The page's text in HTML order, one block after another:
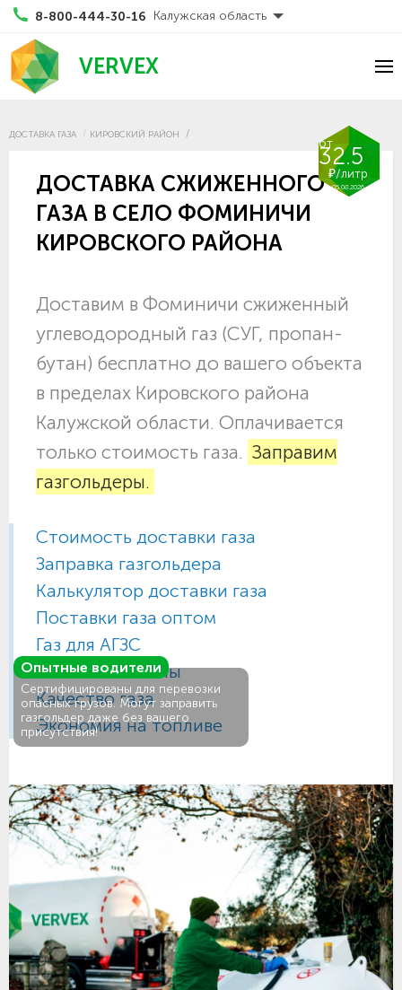
8-800-444-30-16 Калужская область
VERVEX
ДОСТАВКА ГАЗА КИРОВСКИЙ РАЙОН
от
32.5
₽/литр
05.08.2026
ДОСТАВКА СЖИЖЕННОГО
ГАЗА В СЕЛО ФОМИНИЧИ
КИРОВСКОГО РАЙОНА
Доставим в Фоминичи сжиженный
углеводородный газ (СУГ, пропан-
бутан) бесплатно до вашего объекта
в пределах Кировского района
Калужской области. Оплачивается
только стоимость газа. Заправим
газгольдеры.
Стоимость доставки газа
Заправка газгольдера
Калькулятор доставки газа
Поставки газа оптом
Газ для АГЗС
Газовые баллоны
Качество газа
Экономия на топливе
Опытные водители
Сертифицированы для перевозки
опасных грузов. Могут заправить
газгольдер даже без вашего
присутствия!